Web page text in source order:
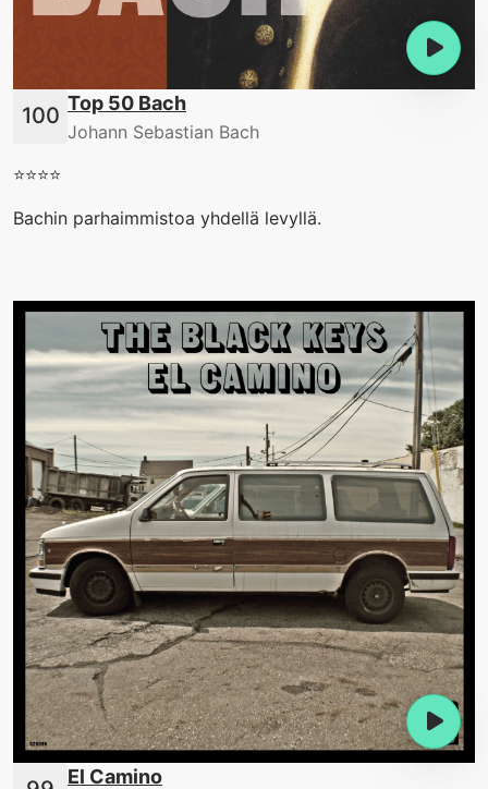
Top 50 Bach
Johann Sebastian Bach
⭐️⭐️⭐️⭐️
Bachin parhaimmistoa yhdellä levyllä.
El Camino